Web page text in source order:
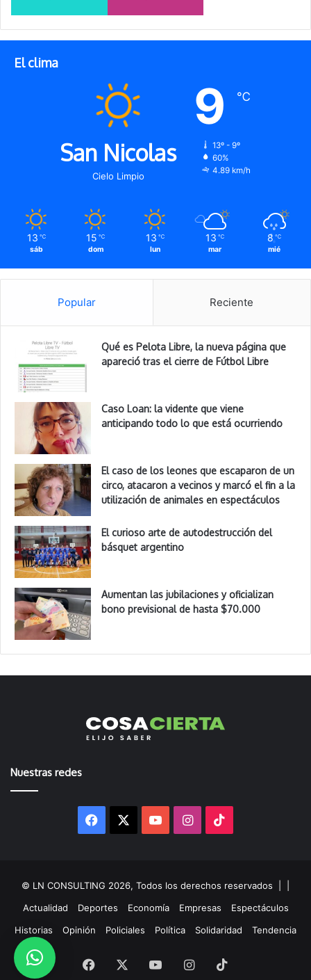
El clima
San Nicolas
Cielo Limpio
9 ℃
13º - 9º
60%
4.89 km/h
13 ℃
sáb
15 ℃
dom
13 ℃
lun
13 ℃
mar
8 ℃
mié
Popular Reciente
Qué es Pelota Libre, la nueva página que
apareció tras el cierre de Fútbol Libre
Caso Loan: la vidente que viene
anticipando todo lo que está ocurriendo
El caso de los leones que escaparon de un
circo, atacaron a vecinos y marcó el fin a la
utilización de animales en espectáculos
El curioso arte de autodestrucción del
básquet argentino
Aumentan las jubilaciones y oficializan
bono previsional de hasta $70.000
Nuestras redes
Facebook YouTubeInstagram
© LN CONSULTING 2026, Todos los derechos reservados |
Actualidad
Deportes Economía Empresas
Espectáculos
Historias
Opinión Policiales Política Solidaridad Tendencia
Facebook YouTubeInstagram